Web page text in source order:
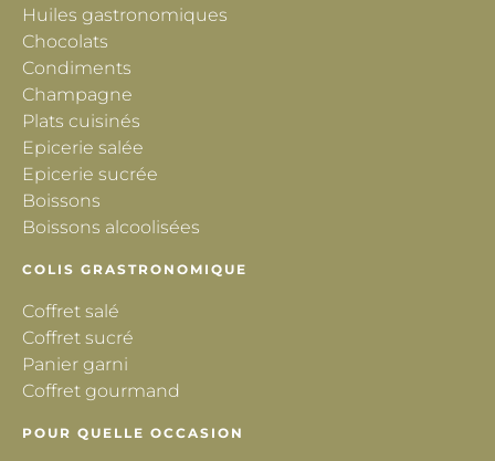
Huiles gastronomiques
Chocolats
Condiments
Champagne
Plats cuisinés
Epicerie salée
Epicerie sucrée
Boissons
Boissons alcoolisées
COLIS GRASTRONOMIQUE
Coffret salé
Coffret sucré
Panier garni
Coffret gourmand
POUR QUELLE OCCASION